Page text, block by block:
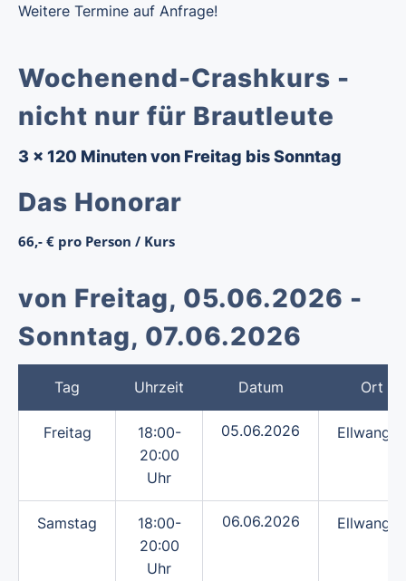
Weitere Termine auf Anfrage!
Wochenend-Crashkurs -
nicht nur für Brautleute
3 x 120 Minuten von Freitag bis Sonntag
Das Honorar
66,- € pro Person / Kurs
von Freitag, 05.06.2026 -
Sonntag, 07.06.2026
Tag Uhrzeit Datum Ort
Freitag
18:00-
20:00
Uhr
05.06.2026 Ellwangen
Samstag
18:00-
20:00
Uhr
06.06.2026 Ellwangen